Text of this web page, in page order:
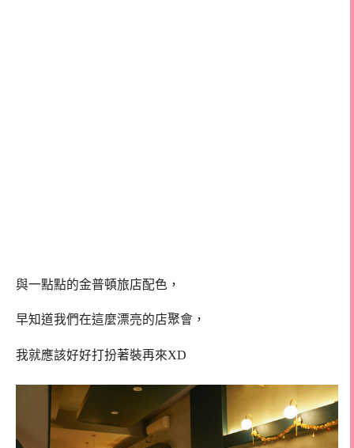
與一點點的金普頓旅店配色，
早知道我們在這麼漂亮的店聚會，
我就應該好好打扮著裝再來XD